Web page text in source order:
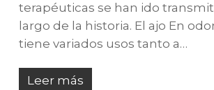
terapéuticas se han ido
largo de la historia. El ajo En
tiene variados usos tanto a…
Leer más